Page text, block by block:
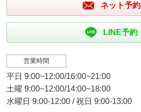
ネット予約
LINE予約
営業時間
平日 9:00~12:00/16:00~21:00
土曜 9:00~12:00/14:00~18:00
水曜日 9:00-12:00 / 祝日 9:00-13:00